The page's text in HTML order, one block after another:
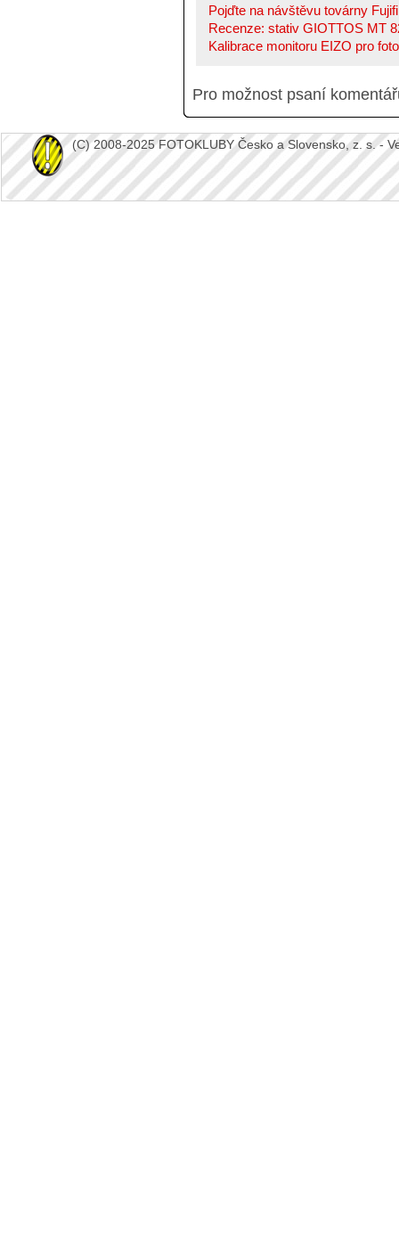
Pojďte na návštěvu továrny
Recenze: stativ GIOTTOS MT
Kalibrace monitoru EIZO pro
Pro možnost psaní
(C) 2008-2025 FOTOKLUBY Česko a Slovensko, z. s. -